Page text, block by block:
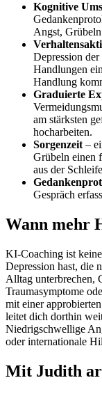
Kognitive
Angst,
Depression
Handlungen
Handlung
Graduierte
am stärksten
hocharbeiten.
Sorgenzeit–
Grübeln einen
aus der
Gespräch
Wann mehr
KI-Coaching ist
Depression hast, die
Alltag unterbrechen,
Traumasymptome
mit einer
leitet dich dorthin
Niedrigschwellige
oder internationale
Mit Judith